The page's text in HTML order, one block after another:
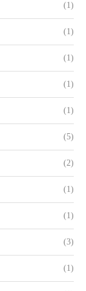
(1)
(1)
(1)
(1)
(1)
(5)
(2)
(1)
(1)
(3)
(1)